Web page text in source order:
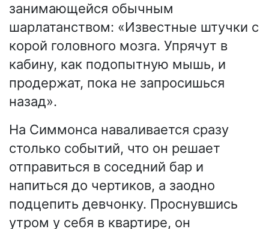
занимающейся обычным
шарлатанством: «Известные штучки с
корой головного мозга. Упрячут в
кабину, как подопытную мышь, и
продержат, пока не запросишься
назад».
На Симмонса наваливается сразу
столько событий, что он решает
отправиться в соседний бар и
напиться до чертиков, а заодно
подцепить девчонку. Проснувшись
утром у себя в квартире, он